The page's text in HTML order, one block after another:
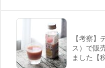
【考察
ス）で販
ました【